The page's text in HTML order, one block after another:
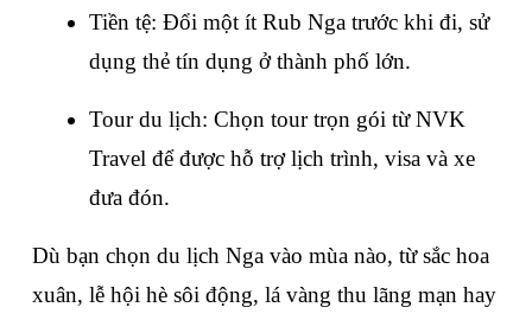
Tiền tệ: Đổi một ít Rub Nga trước khi đi, sử
dụng thẻ tín dụng ở thành phố lớn.
Tour du lịch: Chọn tour trọn gói từ NVK
Travel để được hỗ trợ lịch trình, visa và xe
đưa đón.
Dù bạn chọn du lịch Nga vào mùa nào, từ sắc hoa
xuân, lễ hội hè sôi động, lá vàng thu lãng mạn hay